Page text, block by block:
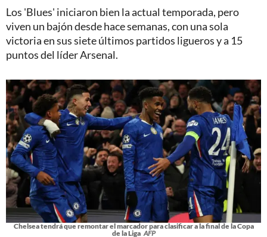
Los 'Blues' iniciaron bien la actual temporada, pero
viven un bajón desde hace semanas, con una sola
victoria en sus siete últimos partidos ligueros y a 15
puntos del líder Arsenal.
Chelsea tendrá que remontar el marcador para clasificar a la final de la Copa
de la Liga AFP